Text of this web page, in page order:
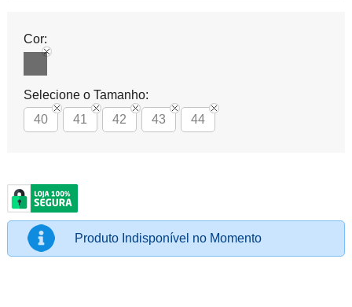
Cor:
Selecione o Tamanho:
40
41 42 43 44
Produto Indisponível no Momento